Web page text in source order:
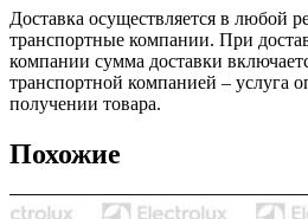
Доставка осуществляется в любой
транспортные компании. При
компании сумма доставки
транспортной компанией – услуга
получении товара.
Похожие